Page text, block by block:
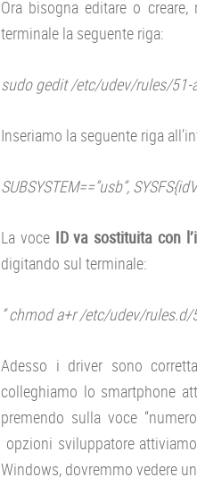
Ora bisogna editare o
terminale la seguente riga:
sudo gedit /etc/udev/rules/51-
Inseriamo la seguente riga
SUBSYSTEM==”usb”,
La voceID va sostituita con
digitando sul terminale:
” chmod a+r /etc/udev/rules.d/
Adesso i driver sono
colleghiamo lo smartphone
premendo sulla voce
opzioni sviluppatore
Windows, dovremmo vedere